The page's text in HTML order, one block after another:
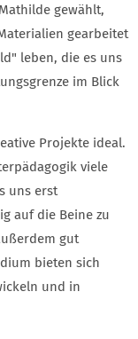
gewählt,
gearbeitet
leben, die es uns
im Blick
Projekte ideal.
viele
uns erst
auf die Beine zu
gut
bieten sich
und in